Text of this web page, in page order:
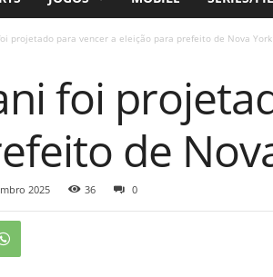
projetado para vencer a eleição para prefeito de Nova York
foi
de
2025 36 0